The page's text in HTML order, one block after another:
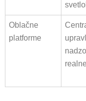
Oblačne
platforme